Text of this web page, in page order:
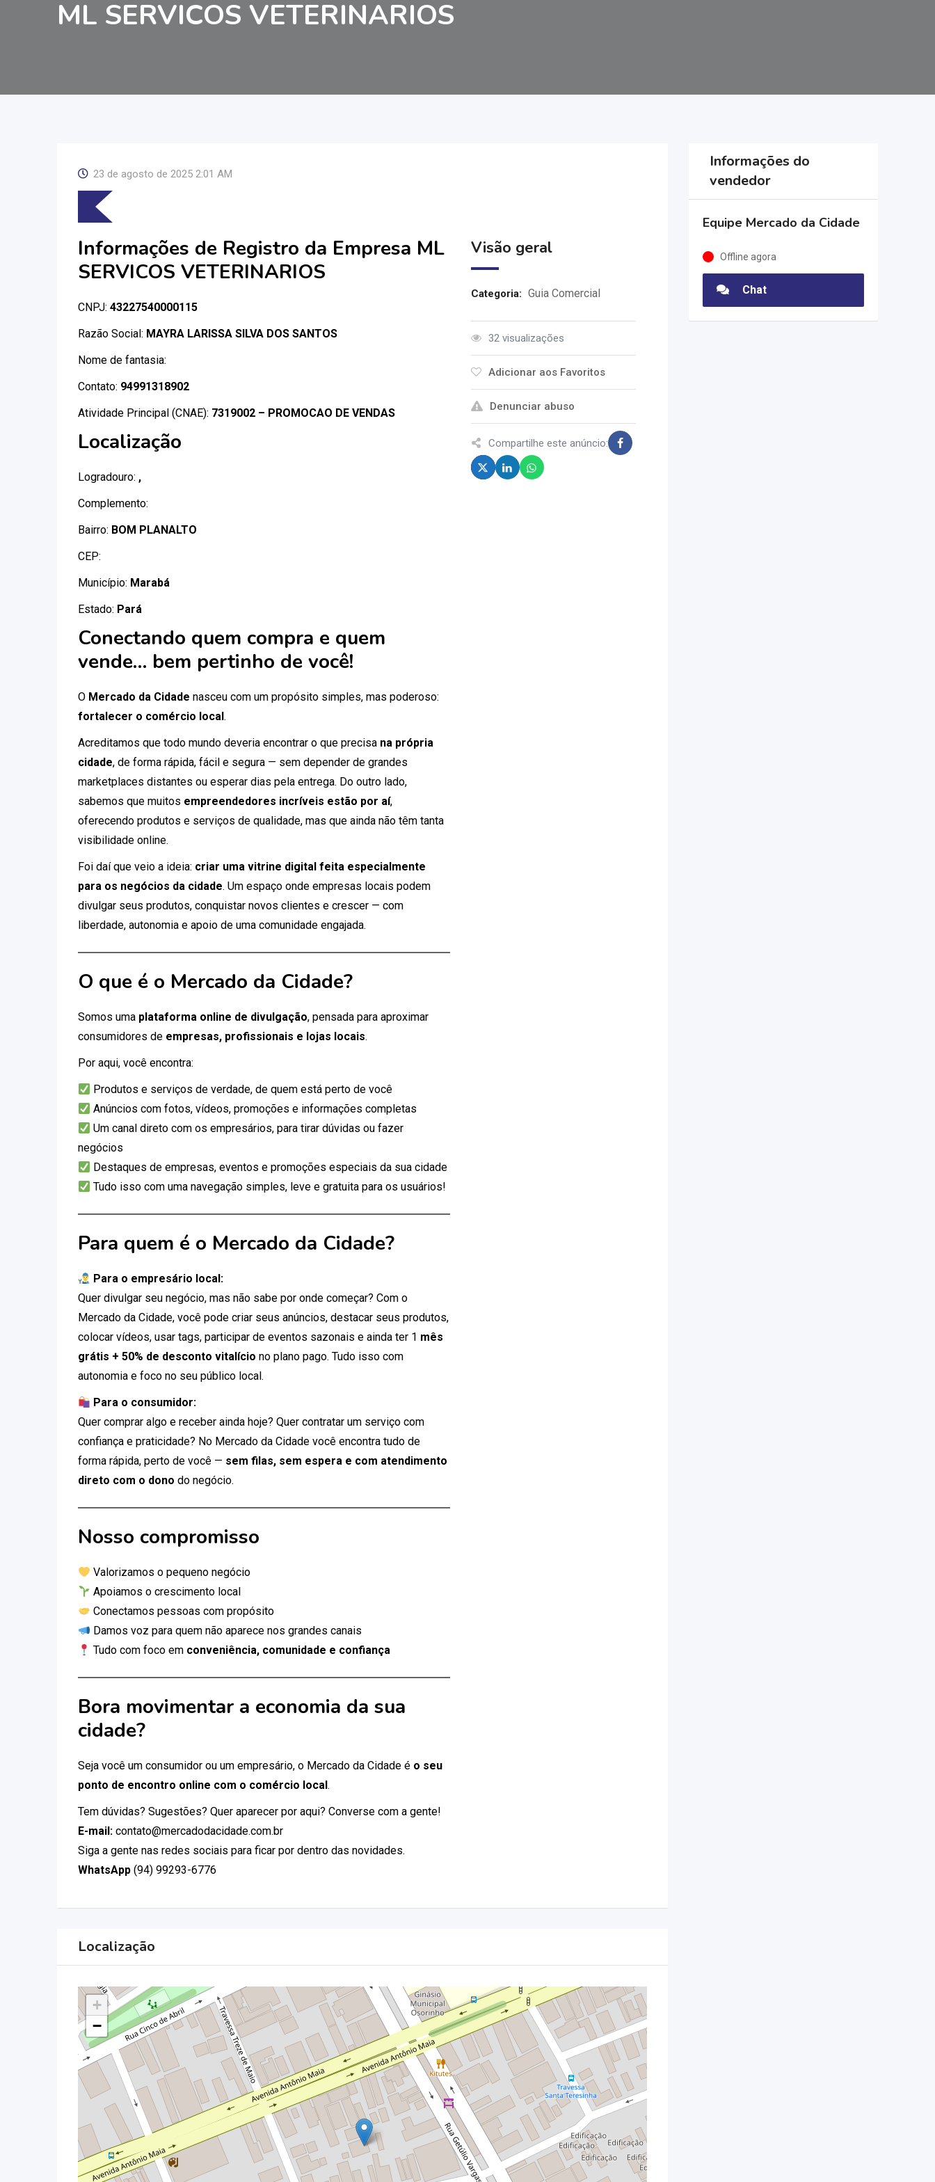
ML SERVICOS VETERINARIOS
23 de agosto de 2025 2:01 AM
Informações de Registro da Empresa ML
SERVICOS VETERINARIOS
CNPJ: 43227540000115
Razão Social: MAYRA LARISSA SILVA DOS SANTOS
Nome de fantasia:
Contato: 94991318902
Atividade Principal (CNAE): 7319002 – PROMOCAO DE VENDAS
Localização
Logradouro: ,
Complemento:
Bairro: BOM PLANALTO
CEP:
Município: Marabá
Estado: Pará
Conectando quem compra e quem
vende… bem pertinho de você!
O Mercado da Cidade nasceu com um propósito simples, mas poderoso:
fortalecer o comércio local.
Acreditamos que todo mundo deveria encontrar o que precisa na própria
cidade, de forma rápida, fácil e segura — sem depender de grandes
marketplaces distantes ou esperar dias pela entrega. Do outro lado,
sabemos que muitos empreendedores incríveis estão por aí,
oferecendo produtos e serviços de qualidade, mas que ainda não têm tanta
visibilidade online.
Foi daí que veio a ideia: criar uma vitrine digital feita especialmente
para os negócios da cidade. Um espaço onde empresas locais podem
divulgar seus produtos, conquistar novos clientes e crescer — com
liberdade, autonomia e apoio de uma comunidade engajada.
O que é o Mercado da Cidade?
Somos uma plataforma online de divulgação, pensada para aproximar
consumidores de empresas, profissionais e lojas locais.
Por aqui, você encontra:
Produtos e serviços de verdade, de quem está perto de você
Anúncios com fotos, vídeos, promoções e informações completas
Um canal direto com os empresários, para tirar dúvidas ou fazer
negócios
Destaques de empresas, eventos e promoções especiais da sua cidade
Tudo isso com uma navegação simples, leve e gratuita para os usuários!
Para quem é o Mercado da Cidade?
Para o empresário local:
Quer divulgar seu negócio, mas não sabe por onde começar? Com o
Mercado da Cidade, você pode criar seus anúncios, destacar seus produtos,
colocar vídeos, usar tags, participar de eventos sazonais e ainda ter 1 mês
grátis + 50% de desconto vitalício no plano pago. Tudo isso com
autonomia e foco no seu público local.
Para o consumidor:
Quer comprar algo e receber ainda hoje? Quer contratar um serviço com
confiança e praticidade? No Mercado da Cidade você encontra tudo de
forma rápida, perto de você — sem filas, sem espera e com atendimento
direto com o dono do negócio.
Nosso compromisso
Valorizamos o pequeno negócio
Apoiamos o crescimento local
Conectamos pessoas com propósito
Damos voz para quem não aparece nos grandes canais
Tudo com foco em conveniência, comunidade e confiança
Bora movimentar a economia da sua
cidade?
Seja você um consumidor ou um empresário, o Mercado da Cidade é o seu
ponto de encontro online com o comércio local.
Tem dúvidas? Sugestões? Quer aparecer por aqui? Converse com a gente!
E-mail: contato@mercadodacidade.com.br
Siga a gente nas redes sociais para ficar por dentro das novidades.
WhatsApp (94) 99293-6776
Visão geral
Categoria: Guia Comercial
32 visualizações
Adicionar aos Favoritos
Denunciar abuso
Compartilhe este anúncio:
Localização
+
−
Informações do
vendedor
Equipe Mercado da Cidade
Offline agora
Chat